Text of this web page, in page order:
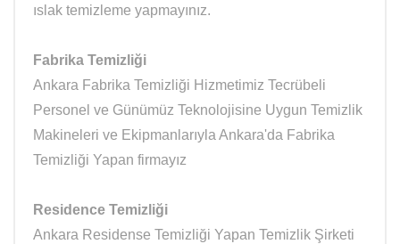
ıslak temizleme yapmayınız.
Fabrika Temizliği
Ankara Fabrika Temizliği Hizmetimiz Tecrübeli
Personel ve Günümüz Teknolojisine Uygun Temizlik
Makineleri ve Ekipmanlarıyla Ankara'da Fabrika
Temizliği Yapan firmayız
Residence Temizliği
Ankara Residense Temizliği Yapan Temizlik Şirketi